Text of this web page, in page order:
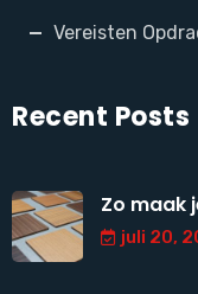
Vereisten
Recent Posts
Zo maak
juli 20,